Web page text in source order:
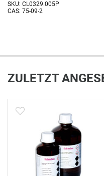
SKU: CL0329.005P
CAS: 75-09-2
ZULETZT